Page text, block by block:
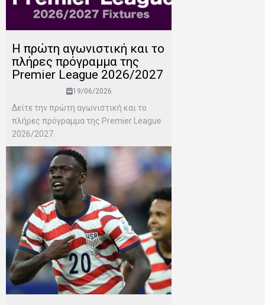
H πρώτη αγωνιστική και το
πλήρες πρόγραμμα της
Premier League 2026/2027
19/06/2026
Δείτε την πρώτη αγωνιστική και το
πλήρες πρόγραμμα της Premier League
2026/2027.